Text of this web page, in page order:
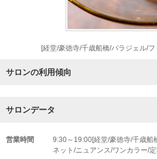
[経堂/豪徳寺/千歳船橋/パラジェル/
サロンの利用傾向
サロンデータ
営業時間
9:30～19:00[経堂/豪徳寺/千歳船
ネット/ニュアンス/ワンカラー/